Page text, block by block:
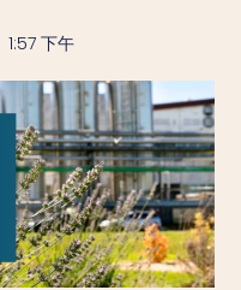
1:57 下午